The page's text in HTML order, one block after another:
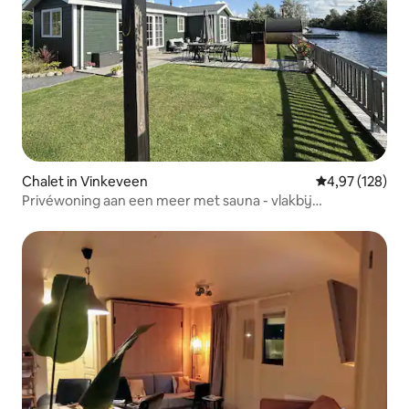
Chalet in Vinkeveen Gemiddelde
4,97 (128)
Privéwoning aan een meer met sauna - vlakbij